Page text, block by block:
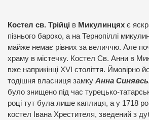
Костел св. Трійці в Микулинцях є
пізнього бароко, а на Тернопіллі
майже немає рівних за величчю. Але
храму в містечку. Костел Св. Анни в
вже наприкінці XVI століття. Ймовірно
тодішня власниця замку Анна
було знищено під час турецько-
році тут була лише каплиця, а у 1718
костел Івана Хрестителя, зведений з